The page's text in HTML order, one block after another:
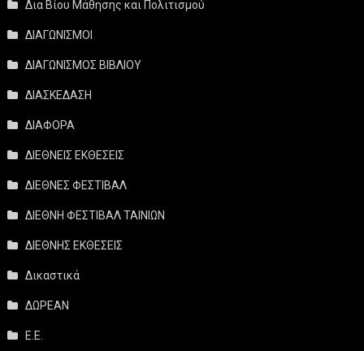
Δια Βίου Μάθησης και Πολιτισμού
ΔΙΑΓΩΝΙΣΜΟΙ
ΔΙΑΓΩΝΙΣΜΟΣ ΒΙΒΛΙΟΥ
ΔΙΑΣΚΕΔΑΣΗ
ΔΙΑΦΟΡΑ
ΔΙΕΘΝΕΙΣ ΕΚΘΕΣΕΙΣ
ΔΙΕΘΝΕΣ ΦΕΣΤΙΒΑΛ
ΔΙΕΘΝΗ ΦΕΣΤΙΒΑΛ ΤΑΙΝΙΩΝ
ΔΙΕΘΝΗΣ ΕΚΘΕΣΕΙΣ
Δικαστικά
ΔΩΡΕΑΝ
Ε.Ε.